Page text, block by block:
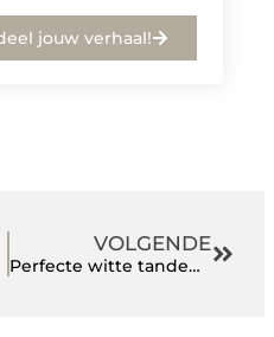
jouw verhaal!
VOLGENDE
Perfecte witte tanden met Witter Gebit: mijn review